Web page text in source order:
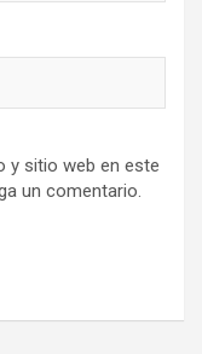
y sitio web en este
un comentario.